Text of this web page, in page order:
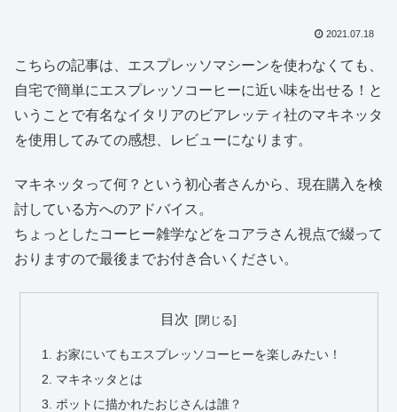
2021.07.18
こちらの記事は、エスプレッソマシーンを使わなくても、
自宅で簡単にエスプレッソコーヒーに近い味を出せる！と
いうことで有名なイタリアのビアレッティ社のマキネッタ
を使用してみての感想、レビューになります。
マキネッタって何？という初心者さんから、現在購入を検
討している方へのアドバイス。
ちょっとしたコーヒー雑学などをコアラさん視点で綴って
おりますので最後までお付き合いください。
目次
お家にいてもエスプレッソコーヒーを楽しみたい！
マキネッタとは
ポットに描かれたおじさんは誰？